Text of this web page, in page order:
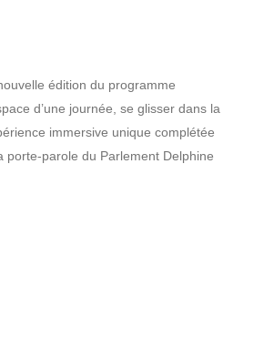
édition du programme
d’une journée, se glisser dans la
immersive unique complétée
parole du Parlement Delphine